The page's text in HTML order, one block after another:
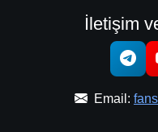
İletişim
Email: